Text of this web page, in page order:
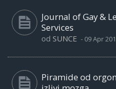
Journal of Gay &
Services
od SUNCE - 09 Apr
Piramide od